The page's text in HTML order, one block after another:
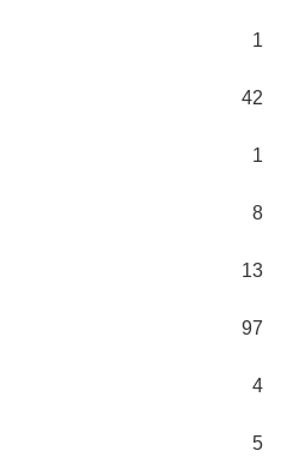
1
42
1
8
13
97
4
5